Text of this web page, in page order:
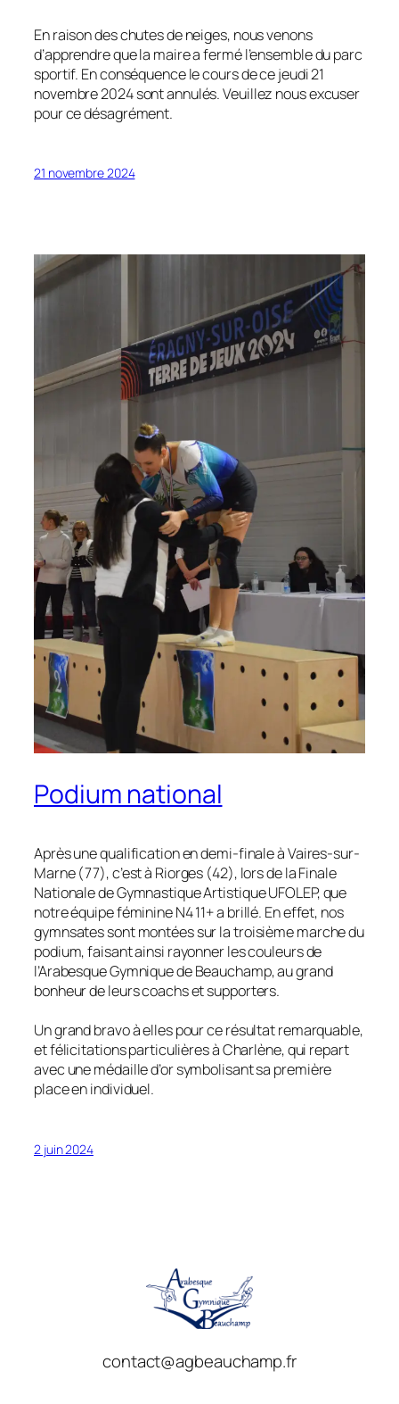
En raison des chutes de neiges, nous venons
d’apprendre que la maire a fermé l’ensemble du parc
sportif. En conséquence le cours de ce jeudi 21
novembre 2024 sont annulés. Veuillez nous excuser
pour ce désagrément.
21 novembre 2024
Podium national
Après une qualification en demi-finale à Vaires-sur-
Marne (77), c’est à Riorges (42), lors de la Finale
Nationale de Gymnastique Artistique UFOLEP, que
notre équipe féminine N4 11+ a brillé. En effet, nos
gymnsates sont montées sur la troisième marche du
podium, faisant ainsi rayonner les couleurs de
l’Arabesque Gymnique de Beauchamp, au grand
bonheur de leurs coachs et supporters.
Un grand bravo à elles pour ce résultat remarquable,
et félicitations particulières à Charlène, qui repart
avec une médaille d’or symbolisant sa première
place en individuel.
2 juin 2024
contact@agbeauchamp.fr